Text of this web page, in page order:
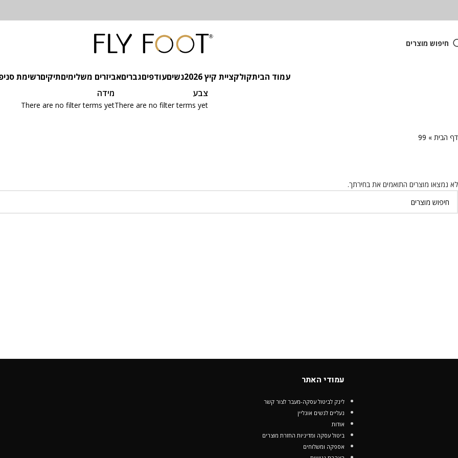
חיפוש מוצרים
עמוד הביתקולקציית קיץ 2026 נשיםעודפיםגבריםאביזרים משלימיםתיקיםרשימת
צבע
There are no filter terms yet
מידה
There are no filter terms yet
דף הבית »
99
לא נמצאו מוצרים התואמים את בחירתך.
עמודי האתר
לינק לביטול עסקה-מעבר לצור קשר
נעליים לנשים אונליין
אודות
ביטול עסקה ומדיניות החזרת מוצרים
אספקה ומשלוחים